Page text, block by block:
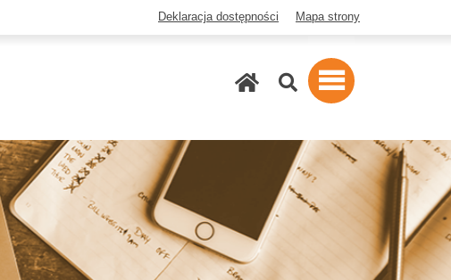
Deklaracja dostępności Mapa strony
Szukaj